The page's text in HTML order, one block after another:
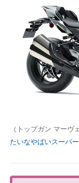
（トップガン マーヴ
たいなやばいスーパ